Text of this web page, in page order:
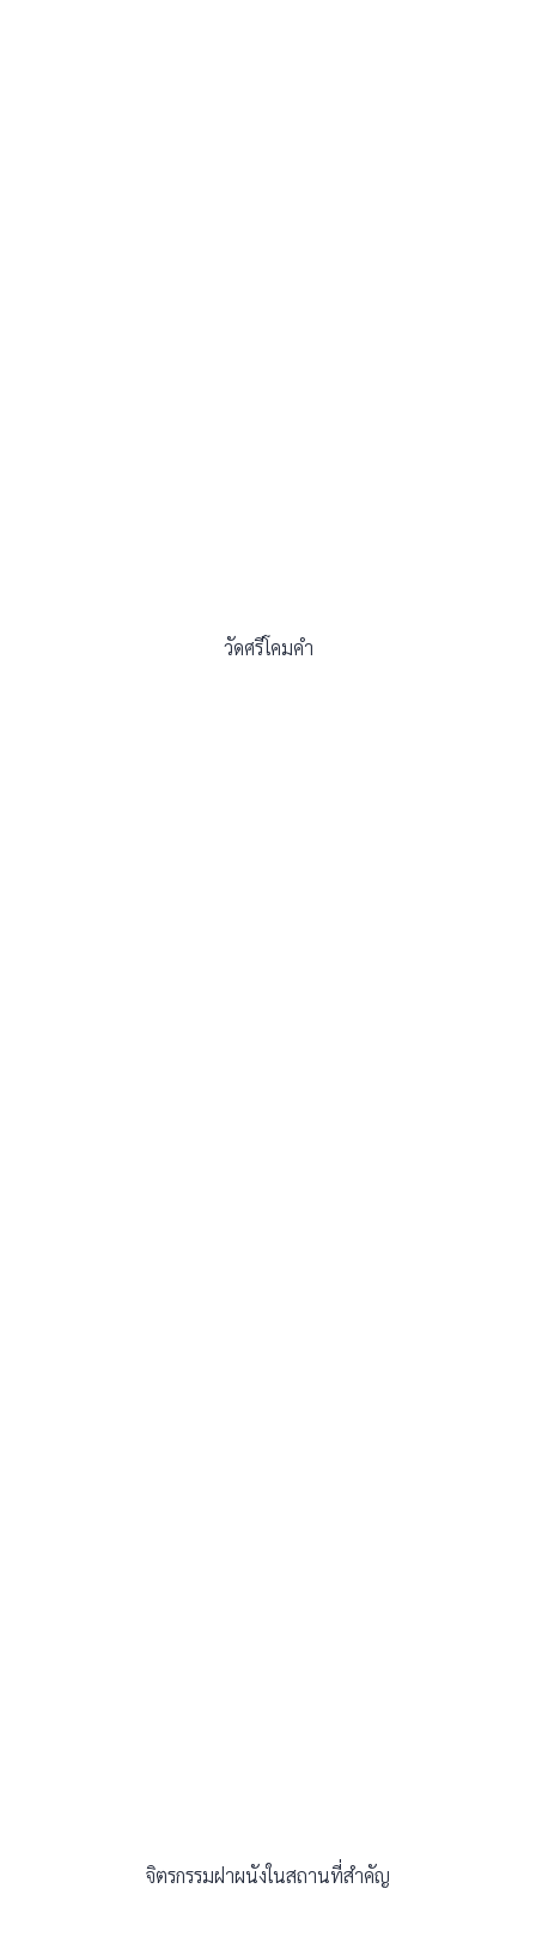
วัดศรีโคมคำ
จิตรกรรมฝาผนังในสถานที่สำคัญ